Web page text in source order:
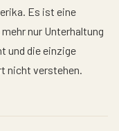
Es ist eine
nur Unterhaltung
und die einzige
nicht verstehen.